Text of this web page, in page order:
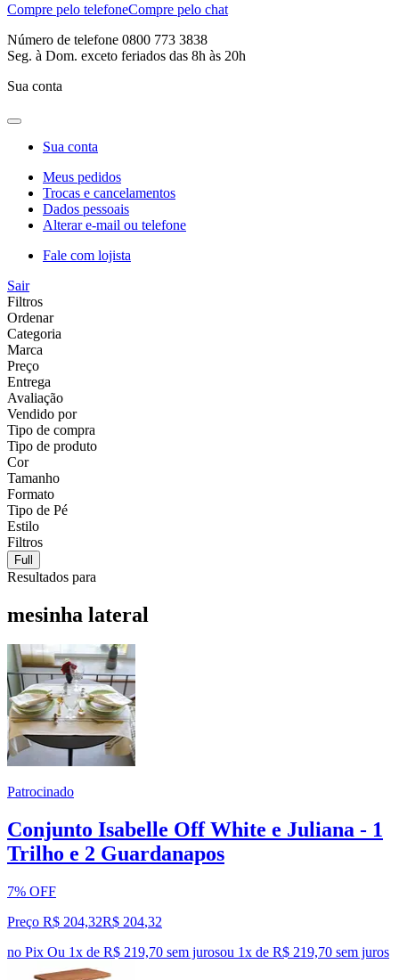
Compre pelo telefoneCompre pelo chat
Número de telefone 0800 773 3838
Seg. à Dom. exceto feriados das 8h às 20h
Sua conta
Sua conta
Meus pedidos
Trocas e cancelamentos
Dados pessoais
Alterar e-mail ou telefone
Fale com lojista
Sair
Filtros
Ordenar
Categoria
Marca
Preço
Entrega
Avaliação
Vendido por
Tipo de compra
Tipo de produto
Cor
Tamanho
Formato
Tipo de Pé
Estilo
Filtros
Full
Resultados para
mesinha lateral
Patrocinado
Conjunto Isabelle Off White e Juliana - 1
Trilho e 2 Guardanapos
7% OFF
Preço R$ 204,32R$ 204,32
no Pix Ou 1x de R$ 219,70 sem jurosou 1x de R$ 219,70 sem juros